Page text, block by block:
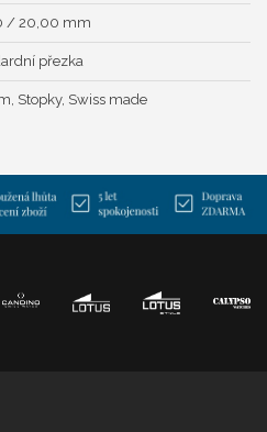
/ 20,00 mm
přezka
Stopky, Swiss made